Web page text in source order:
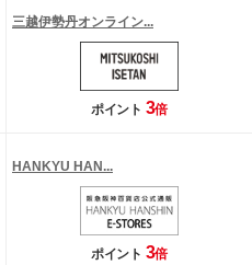
三越伊勢丹オンライン...
ポイント 3倍
HANKYU HAN...
ポイント 3倍